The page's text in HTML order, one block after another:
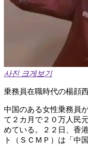
사진 크게보기
乗務員在職時代の楊顔
中国のある女性乗務員
て２カ月で２０万人民
めている。２２日、香
ト（ＳＣＭＰ）は「中